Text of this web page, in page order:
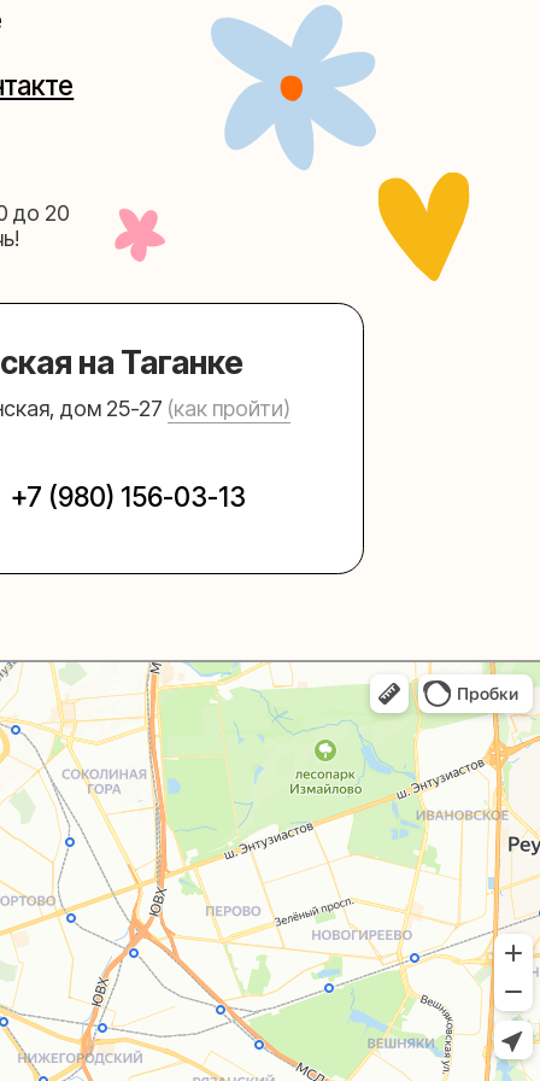
03-13
help@upakovali.online
+7 (495) 005-03-13